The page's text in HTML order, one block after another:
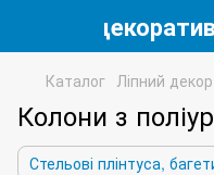
Каталог Ліпний
Колони з
Стельові плінтуса,